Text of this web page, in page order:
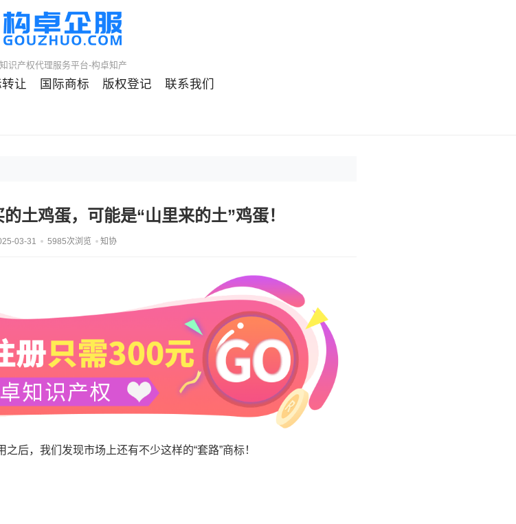
识产权代理服务平台-构卓知产
让 国际商标 版权登记 联系我们
土鸡蛋，可能是“山里来的土”鸡蛋！
03-31 5985次浏览 知协
后，我们发现市场上还有不少这样的“套路”商标！